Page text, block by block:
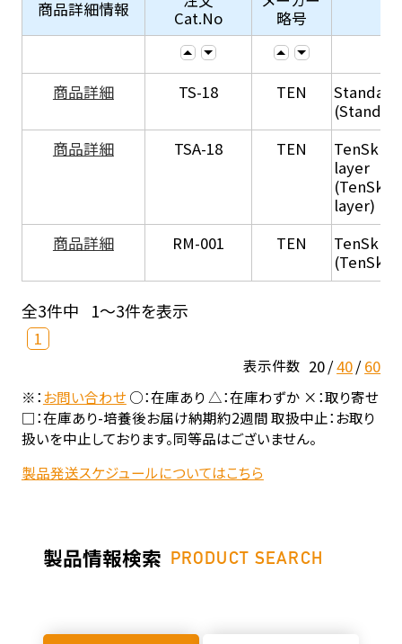
商品詳細情報
Cat.No
略号
商品詳細 TS-18 TEN
商品詳細
TSA-18 TEN
TenSkin
layer
(TenSkin
layer)
商品詳細
RM-001 TEN
TenSkin
(TenSkin
全3件中 1～3件を表示
1
表示件数 20 40 60
※：お問い合わせ○：在庫あり △：在庫わずか ×：取り寄せ
□：在庫あり-培養後お届け納期約2週間 取扱中止：お取り
扱いを中止しております。同等品はございません。
製品発送スケジュールについてはこちら
製品情報検索 PRODUCT SEARCH